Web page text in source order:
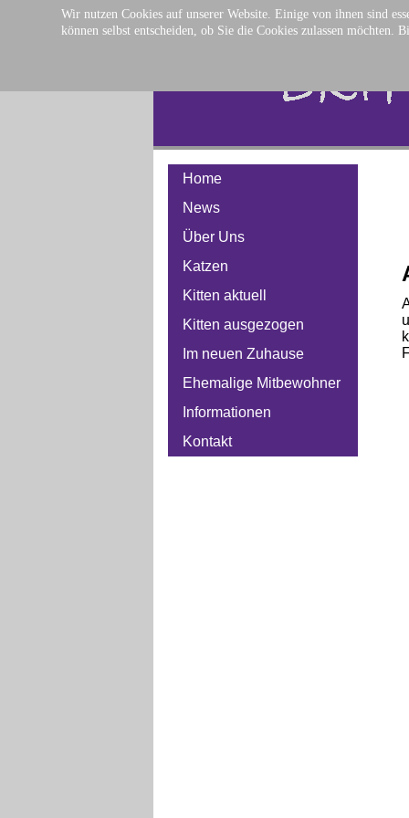
Home
News
Über Uns
Katzen
Kitten aktuell
Kitten ausgezogen
Im neuen Zuhause
Ehemalige Mitbewohner
Informationen
Kontakt
Wir nutzen Cookies auf unserer Website. Einige von ihnen sind
können selbst entscheiden, ob Sie die Cookies zulassen